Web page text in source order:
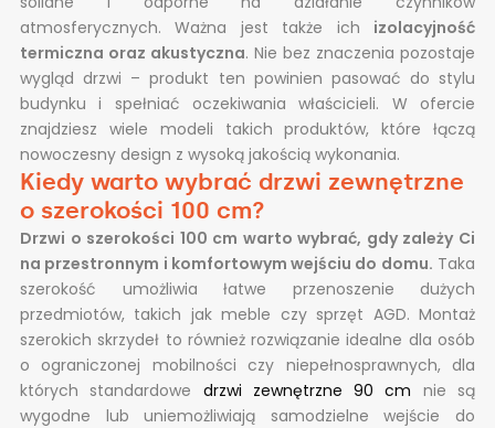
atmosferycznych. Ważna jest także ich izolacyjność
termiczna oraz akustyczna. Nie bez znaczenia pozostaje
wygląd drzwi – produkt ten powinien pasować do stylu
budynku i spełniać oczekiwania właścicieli. W ofercie
znajdziesz wiele modeli takich produktów, które łączą
nowoczesny design z wysoką jakością wykonania.
Kiedy warto wybrać drzwi zewnętrzne
o szerokości 100 cm?
Drzwi o szerokości 100 cm warto wybrać, gdy zależy Ci
na przestronnym i komfortowym wejściu do domu. Taka
szerokość umożliwia łatwe przenoszenie dużych
przedmiotów, takich jak meble czy sprzęt AGD. Montaż
szerokich skrzydeł to również rozwiązanie idealne dla osób
o ograniczonej mobilności czy niepełnosprawnych, dla
których standardowe drzwi zewnętrzne 90 cm nie są
wygodne lub uniemożliwiają samodzielne wejście do